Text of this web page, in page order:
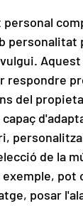
respondre
del
de la
exemple,
posar